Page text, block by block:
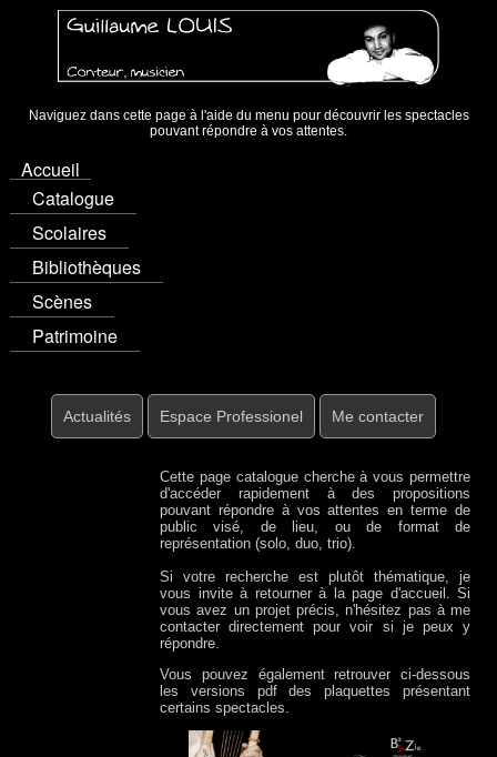
Naviguez dans cette page à l'aide du menu pour découvrir les spectacles
pouvant répondre à vos attentes.
Accueil
Catalogue
Scolaires
Bibliothèques
Scènes
Patrimoine
Actualités Espace Professionel Me contacter
Cette page catalogue cherche à vous permettre
d'accéder rapidement à des propositions
pouvant répondre à vos attentes en terme de
public visé, de lieu, ou de format de
représentation (solo, duo, trio).
Si votre recherche est plutôt thématique, je
vous invite à retourner à la page d'accueil. Si
vous avez un projet précis, n'hésitez pas à me
contacter directement pour voir si je peux y
répondre.
Vous pouvez également retrouver ci-dessous
les versions pdf des plaquettes présentant
certains spectacles.